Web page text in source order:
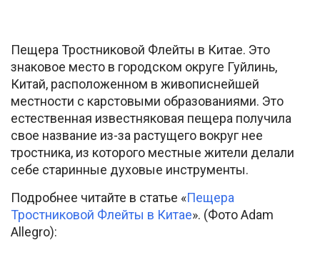
Пещера Тростниковой Флейты в Китае. Это
знаковое место в городском округе Гуйлинь,
Китай, расположенном в живописнейшей
местности с карстовыми образованиями. Это
естественная известняковая пещера получила
свое название из-за растущего вокруг нее
тростника, из которого местные жители делали
себе старинные духовые инструменты.
Подробнее читайте в статье «Пещера
Тростниковой Флейты в Китае». (Фото Adam
Allegro):